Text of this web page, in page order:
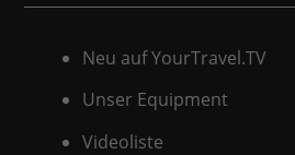
Neu auf YourTravel.TV
Unser Equipment
Videoliste